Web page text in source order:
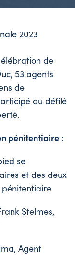
2023
de
53 agents
de
au défilé
pénitentiaire :
se
et des deux
pénitentiaire
Stelmes,
Agent